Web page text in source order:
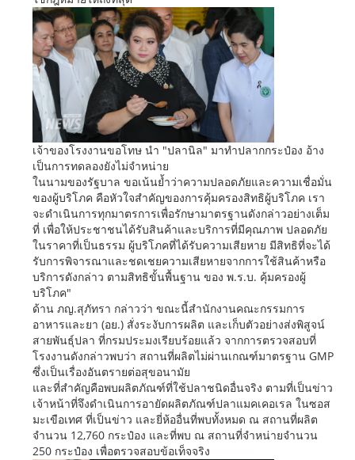
เจ้าของโรงงานขอโทษ นำ "ปลานิล" มาทำปลากกระป๋อง อ้าง
เป็นการทดลองยังไม่จำหน่าย
ในนามของรัฐบาล ขอเน้นย้ำว่าความปลอดภัยและความเชื่อมั่น
ของผู้บริโภค คือหัวใจสำคัญของการคุ้มครองสิทธิผู้บริโภค เรา
จะดำเนินการทุกมาตรการเพื่อรักษามาตรฐานดังกล่าวอย่างเต็ม
ที่ เพื่อให้ประชาชนได้รับสินค้าและบริการที่มีคุณภาพ ปลอดภัย
ในราคาที่เป็นธรรม ผู้บริโภคที่ได้รับความเสียหาย มีสิทธิที่จะได้
รับการพิจารณาและชดเชยความเสียหายจากการใช้สินค้าหรือ
บริการดังกล่าว ตามสิทธิขั้นพื้นฐาน ของ พ.ร.บ. คุ้มครองผู้
บริโภค"
ด้าน ภญ.สุภัทรา กล่าวว่า ขณะนี้สำนักงานคณะกรรมการ
อาหารและยา (อย.) สั่งระงับการผลิต และเก็บตัวอย่างส่งพิสูจน์
สายพันธุ์ปลา ที่กรมประมงเรียบร้อยแล้ว จากการตรวจสอบที่
โรงงานดังกล่าวพบว่า สถานที่ผลิตไม่ผ่านเกณฑ์มาตรฐาน GMP
ซึ่งเป็นเรื่องอันตรายต่อสุขอนามัย
และที่สำคัญคือพบผลิตภัณฑ์ที่ใช้ปลาชนิดอื่นจริง ตามที่เป็นข่าว
เจ้าหน้าที่จึงดำเนินการอายัดผลิตภัณฑ์ปลาแมคเคอเรล ในซอส
มะเขือเทศ ที่เป็นข่าว และยี่ห้ออื่นที่พบทั้งหมด ณ สถานที่ผลิต
จำนวน 12,760 กระป๋อง และที่พบ ณ สถานที่จำหน่ายจำนวน
250 กระป๋อง เพื่อตรวจสอบข้อเท็จจริง